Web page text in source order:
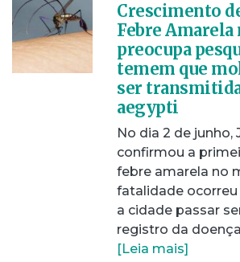
Crescimento
Febre Amarela
preocupa
temem que
ser
aegypti
No dia 2 de junho,
confirmou a
febre amarela no
fatalidade
a cidade passar
registro da
[Leia mais]